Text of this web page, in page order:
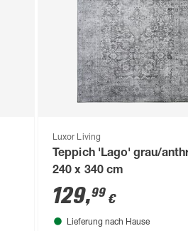
Luxor Living
Teppich 'Lago' grau/
240 x 340 cm
129,99 €
Lieferung nach Hause